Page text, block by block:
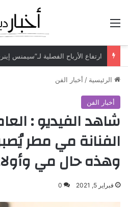
ارتفاع الأرباح الفصلية لـ”سيمنس إينرجي” بـ70% لتتجاوز
الرئيسية / أخبار الفن
أخبار الفن
شاهد الفيديو :
الفنانة مي مطر
وهذه حال مي
فبراير 5, 2021 0